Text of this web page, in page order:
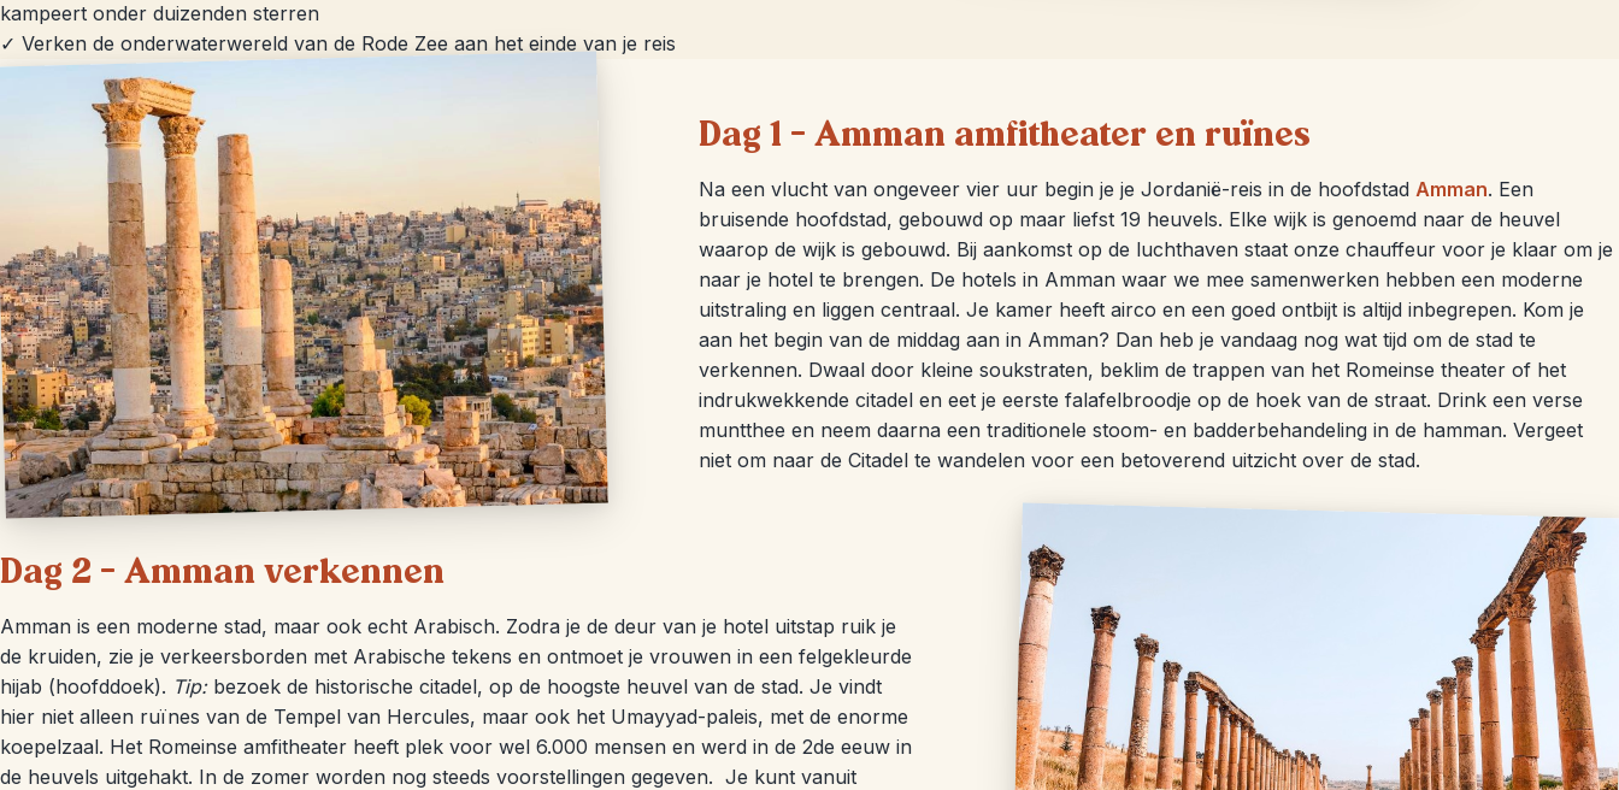
kampeert onder duizenden sterren
✓ Verken de onderwaterwereld van de Rode Zee aan het einde van je reis
Dag 1 – Amman amfitheater en ruïnes
Na een vlucht van ongeveer vier uur begin je je Jordanië-reis in de hoofdstad Amman. Een
bruisende hoofdstad, gebouwd op maar liefst 19 heuvels. Elke wijk is genoemd naar de heuvel
waarop de wijk is gebouwd. Bij aankomst op de luchthaven staat onze chauffeur voor je klaar om je
naar je hotel te brengen. De hotels in Amman waar we mee samenwerken hebben een moderne
uitstraling en liggen centraal. Je kamer heeft airco en een goed ontbijt is altijd inbegrepen. Kom je
aan het begin van de middag aan in Amman? Dan heb je vandaag nog wat tijd om de stad te
verkennen. Dwaal door kleine soukstraten, beklim de trappen van het Romeinse theater of het
indrukwekkende citadel en eet je eerste falafelbroodje op de hoek van de straat. Drink een verse
muntthee en neem daarna een traditionele stoom- en badderbehandeling in de hamman. Vergeet
niet om naar de Citadel te wandelen voor een betoverend uitzicht over de stad.
Dag 2 – Amman verkennen
Amman is een moderne stad, maar ook echt Arabisch. Zodra je de deur van je hotel uitstap ruik je
de kruiden, zie je verkeersborden met Arabische tekens en ontmoet je vrouwen in een felgekleurde
hijab (hoofddoek). Tip: bezoek de historische citadel, op de hoogste heuvel van de stad. Je vindt
hier niet alleen ruïnes van de Tempel van Hercules, maar ook het Umayyad-paleis, met de enorme
koepelzaal. Het Romeinse amfitheater heeft plek voor wel 6.000 mensen en werd in de 2de eeuw in
de heuvels uitgehakt. In de zomer worden nog steeds voorstellingen gegeven. Je kunt vanuit